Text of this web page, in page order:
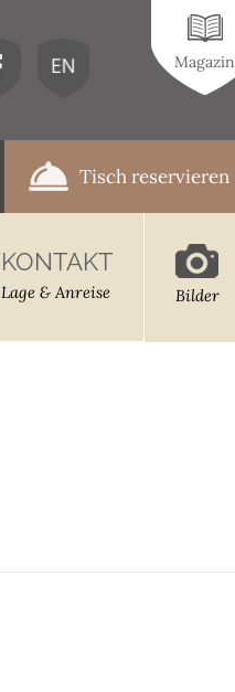
Magazin
Tisch reservieren
KONTAKT
Lage & Anreise Bilder